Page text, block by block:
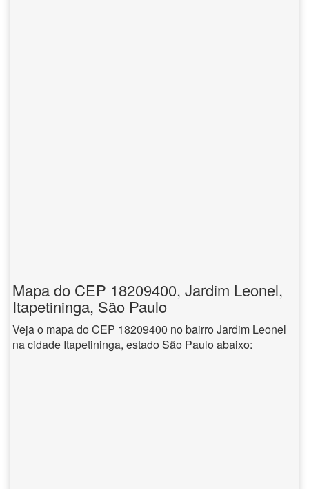
Mapa do CEP 18209400, Jardim Leonel,
Itapetininga, São Paulo
Veja o mapa do CEP 18209400 no bairro Jardim Leonel
na cidade Itapetininga, estado São Paulo abaixo: